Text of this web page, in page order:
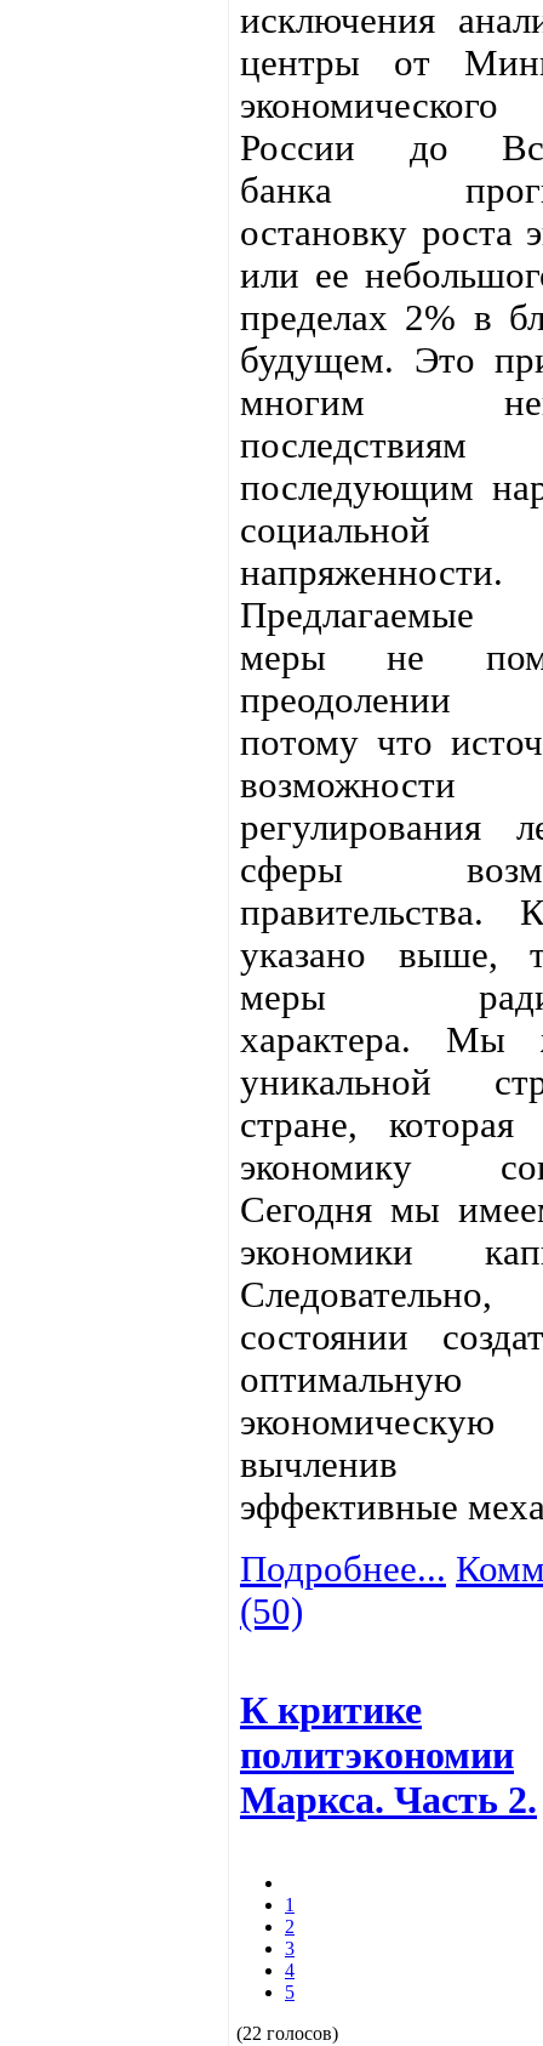
исключения
центры от
экономического
России до
банка
остановку роста
или ее
пределах 2% в
будущем. Это
многим
последующим
социальной
напряженности.
Предлагаемые
меры не
преодолении
потому что
возможности
регулирования
сферы
правительства.
указано выше,
меры
характера. Мы
уникальной
стране, которая
экономику
Сегодня мы
экономики
состоянии
оптимальную
вычленив
эффективные
Подробнее...
(50)
К критике
политэкономии
Маркса. Часть 2.
1
2
3
4
5
(22 голосов)